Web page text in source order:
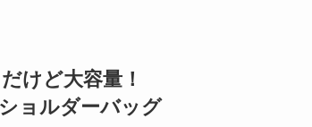
けど大容量！
ョルダーバッグ